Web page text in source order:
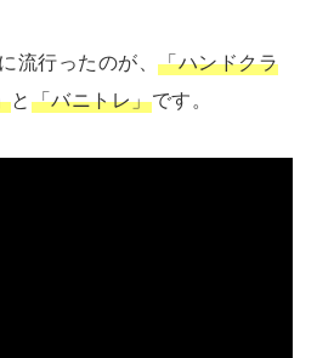
流行ったのが、 「ハンドクラ
と「バニトレ」です。